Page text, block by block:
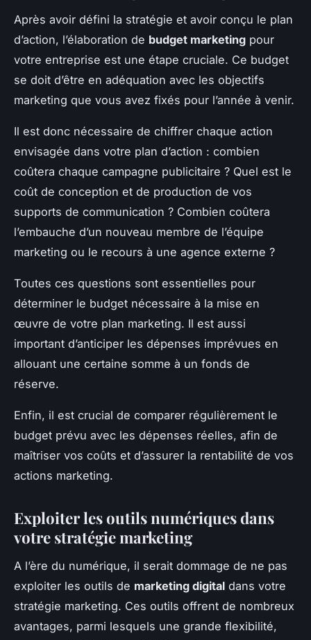
Après avoir défini la stratégie et avoir conçu le plan
d’action, l’élaboration de budget marketing pour
votre entreprise est une étape cruciale. Ce budget
se doit d’être en adéquation avec les objectifs
marketing que vous avez fixés pour l’année à venir.
Il est donc nécessaire de chiffrer chaque action
envisagée dans votre plan d’action : combien
coûtera chaque campagne publicitaire ? Quel est le
coût de conception et de production de vos
supports de communication ? Combien coûtera
l’embauche d’un nouveau membre de l’équipe
marketing ou le recours à une agence externe ?
Toutes ces questions sont essentielles pour
déterminer le budget nécessaire à la mise en
œuvre de votre plan marketing. Il est aussi
important d’anticiper les dépenses imprévues en
allouant une certaine somme à un fonds de
réserve.
Enfin, il est crucial de comparer régulièrement le
budget prévu avec les dépenses réelles, afin de
maîtriser vos coûts et d’assurer la rentabilité de vos
actions marketing.
Exploiter les outils numériques dans
votre stratégie marketing
A l’ère du numérique, il serait dommage de ne pas
exploiter les outils de marketing digital dans votre
stratégie marketing. Ces outils offrent de nombreux
avantages, parmi lesquels une grande flexibilité,